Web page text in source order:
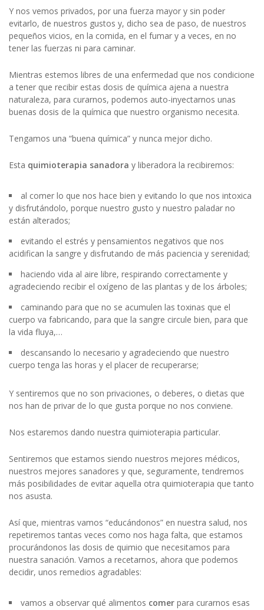
Y nos vemos privados, por una fuerza mayor y sin poder
evitarlo, de nuestros gustos y, dicho sea de paso, de nuestros
pequeños vicios, en la comida, en el fumar y a veces, en no
tener las fuerzas ni para caminar.
Mientras estemos libres de una enfermedad que nos condicione
a tener que recibir estas dosis de química ajena a nuestra
naturaleza, para curarnos, podemos auto-inyectarnos unas
buenas dosis de la química que nuestro organismo necesita.
Tengamos una “buena química” y nunca mejor dicho.
Esta quimioterapia sanadora y liberadora la recibiremos:
al comer lo que nos hace bien y evitando lo que nos intoxica
y disfrutándolo, porque nuestro gusto y nuestro paladar no
están alterados;
evitando el estrés y pensamientos negativos que nos
acidifican la sangre y disfrutando de más paciencia y serenidad;
haciendo vida al aire libre, respirando correctamente y
agradeciendo recibir el oxígeno de las plantas y de los árboles;
caminando para que no se acumulen las toxinas que el
cuerpo va fabricando, para que la sangre circule bien, para que
la vida fluya,…
descansando lo necesario y agradeciendo que nuestro
cuerpo tenga las horas y el placer de recuperarse;
Y sentiremos que no son privaciones, o deberes, o dietas que
nos han de privar de lo que gusta porque no nos conviene.
Nos estaremos dando nuestra quimioterapia particular.
Sentiremos que estamos siendo nuestros mejores médicos,
nuestros mejores sanadores y que, seguramente, tendremos
más posibilidades de evitar aquella otra quimioterapia que tanto
nos asusta.
Así que, mientras vamos “educándonos” en nuestra salud, nos
repetiremos tantas veces como nos haga falta, que estamos
procurándonos las dosis de quimio que necesitamos para
nuestra sanación. Vamos a recetarnos, ahora que podemos
decidir, unos remedios agradables:
vamos a observar qué alimentos comer para curarnos esas